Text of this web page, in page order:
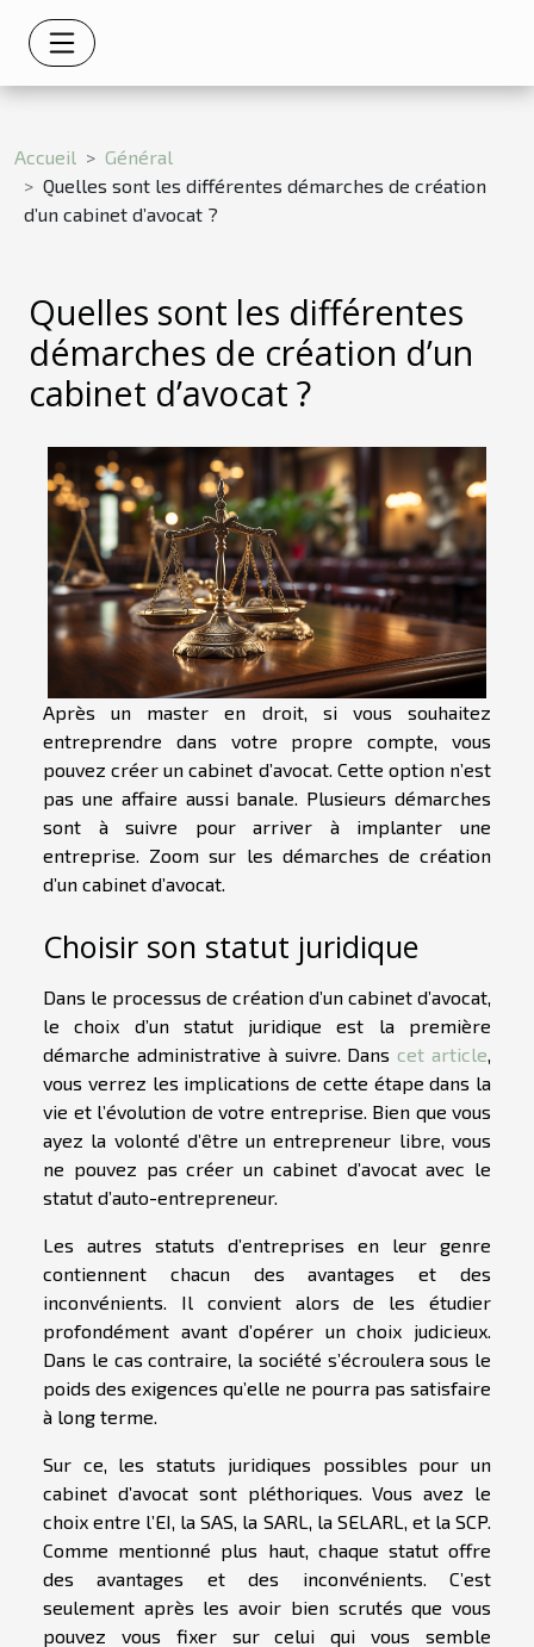
Accueil
Général
Quelles sont les différentes démarches de création
d’un cabinet d’avocat ?
Quelles sont les différentes
démarches de création d’un
cabinet d’avocat ?
Après un master en droit, si vous souhaitez
entreprendre dans votre propre compte, vous
pouvez créer un cabinet d’avocat. Cette option n’est
pas une affaire aussi banale. Plusieurs démarches
sont à suivre pour arriver à implanter une
entreprise. Zoom sur les démarches de création
d’un cabinet d’avocat.
Choisir son statut juridique
Dans le processus de création d’un cabinet d’avocat,
le choix d’un statut juridique est la première
démarche administrative à suivre. Danscet article,
vous verrez les implications de cette étape dans la
vie et l’évolution de votre entreprise. Bien que vous
ayez la volonté d’être un entrepreneur libre, vous
ne pouvez pas créer un cabinet d’avocat avec le
statut d’auto-entrepreneur.
Les autres statuts d’entreprises en leur genre
contiennent chacun des avantages et des
inconvénients. Il convient alors de les étudier
profondément avant d’opérer un choix judicieux.
Dans le cas contraire, la société s’écroulera sous le
poids des exigences qu’elle ne pourra pas satisfaire
à long terme.
Sur ce, les statuts juridiques possibles pour un
cabinet d’avocat sont pléthoriques. Vous avez le
choix entre l’EI, la SAS, la SARL, la SELARL, et la SCP.
Comme mentionné plus haut, chaque statut offre
des avantages et des inconvénients. C’est
seulement après les avoir bien scrutés que vous
pouvez vous fixer sur celui qui vous semble